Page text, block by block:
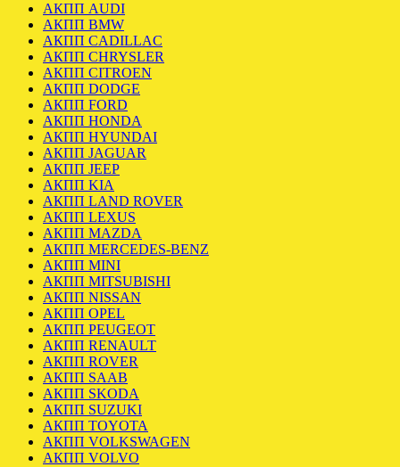
АКПП AUDI
АКПП BMW
АКПП CADILLAC
АКПП CHRYSLER
АКПП CITROEN
АКПП DODGE
АКПП FORD
АКПП HONDA
АКПП HYUNDAI
АКПП JAGUAR
АКПП JEEP
АКПП KIA
АКПП LAND ROVER
АКПП LEXUS
АКПП MAZDA
АКПП MERCEDES-BENZ
АКПП MINI
АКПП MITSUBISHI
АКПП NISSAN
АКПП OPEL
АКПП PEUGEOT
АКПП RENAULT
АКПП ROVER
АКПП SAAB
АКПП SKODA
АКПП SUZUKI
АКПП TOYOTA
АКПП VOLKSWAGEN
АКПП VOLVO